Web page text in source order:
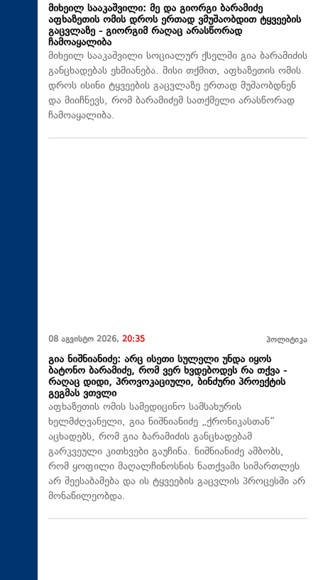
მიხეილ სააკაშვილი: მე და გიორგი ბარამიძე
აფხაზეთის ომის დროს ერთად ვმუშაობდით ტყვეების
გაცვლაზე - გიორგიმ რაღაც არასწორად
ჩამოაყალიბა
მიხეილ სააკაშვილი სოციალურ ქსელში გია ბარამიძის
განცხადებას ეხმიანება. მისი თქმით, აფხაზეთის ომის
დროს ისინი ტყვეების გაცვლაზე ერთად მუშაობდნენ
და მიიჩნევს, რომ ბარამიძემ სათქმელი არასწორად
ჩამოაყალიბა.
08 აგვისტო 2026, 20:35 პოლიტიკა
გია ნიშნიანიძე: არც ისეთი სულელი უნდა იყოს
ბატონო ბარამიძე, რომ ვერ ხვდებოდეს რა თქვა -
რაღაც დიდი, პროვოკაციული, ბინძური პროექტის
გეგმას ვთვლი
აფხაზეთის ომის სამედიცინო სამსახურის
ხელმძღვანელი, გია ნიშნიანიძე „ქრონიკასთან“
აცხადებს, რომ გია ბარამიძის განცხადებამ
გარკვეული კითხვები გაუჩინა. ნიშნიანიძე ამბობს,
რომ ყოფილი მაღალჩინოსნის ნათქვამი სიმართლეს
არ შეესაბამება და ის ტყვეების გაცვლის პროცესში არ
მონაწილეობდა.